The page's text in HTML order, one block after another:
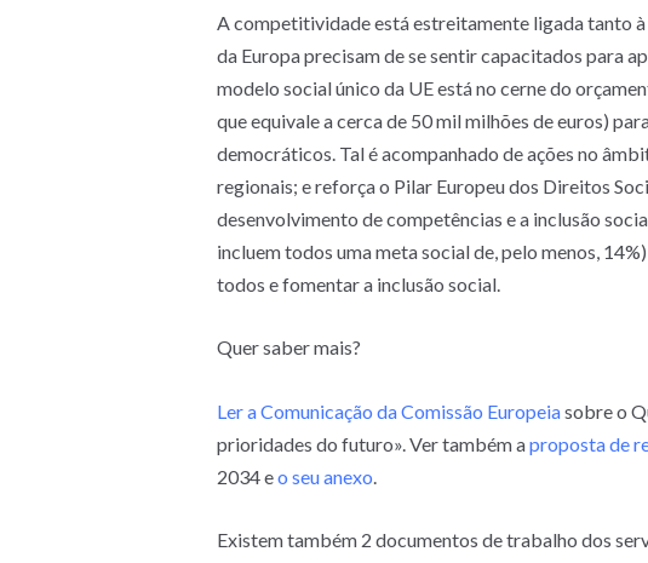
A competitividade está estreitamente ligada tanto
da Europa precisam de se sentir capacitados para
modelo social único da UE está no cerne do
que equivale a cerca de 50 mil milhões de euros)
democráticos. Tal é acompanhado de ações no
regionais; e reforça o Pilar Europeu dos Direitos
desenvolvimento de competências e a inclusão
incluem todos uma meta social de, pelo menos,
todos e fomentar a inclusão social.
Quer saber mais?
Ler a Comunicação da Comissão Europeiasobre o
prioridades do futuro». Ver também aproposta de
2034 eo seu anexo.
Existem também 2 documentos de trabalho dos